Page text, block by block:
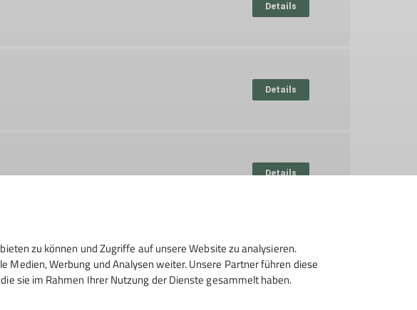
Details
Details
Details
Details
zu können und Zugriffe auf unsere Website zu analysieren.
Werbung und Analysen weiter. Unsere Partner führen diese
sie im Rahmen Ihrer Nutzung der Dienste gesammelt haben.